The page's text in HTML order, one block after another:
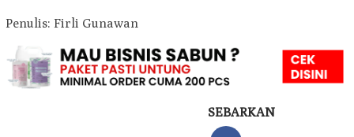
Penulis: Firli Gunawan
SEBARKAN